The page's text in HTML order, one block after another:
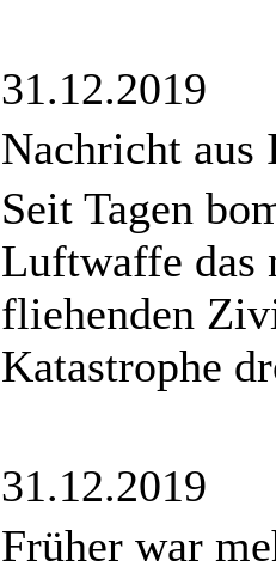
31.12.2019
Nachricht aus
Seit Tagen
Luftwaffe das
fliehenden
Katastrophe
31.12.2019
Früher war